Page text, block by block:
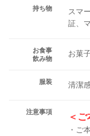
持ち物
スマ
証、
お食事
飲み物
お菓
服装 清潔
注意事項 ＜
・ご